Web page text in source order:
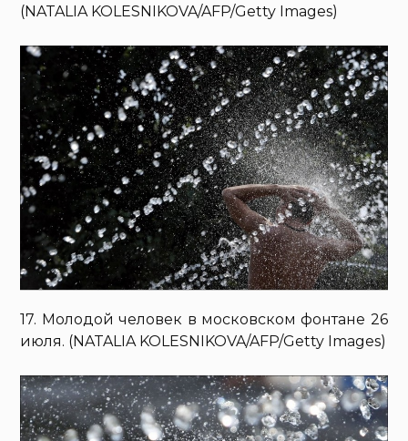
(NATALIA KOLESNIKOVA/AFP/Getty Images)
17. Молодой человек в московском фонтане 26
июля. (NATALIA KOLESNIKOVA/AFP/Getty Images)